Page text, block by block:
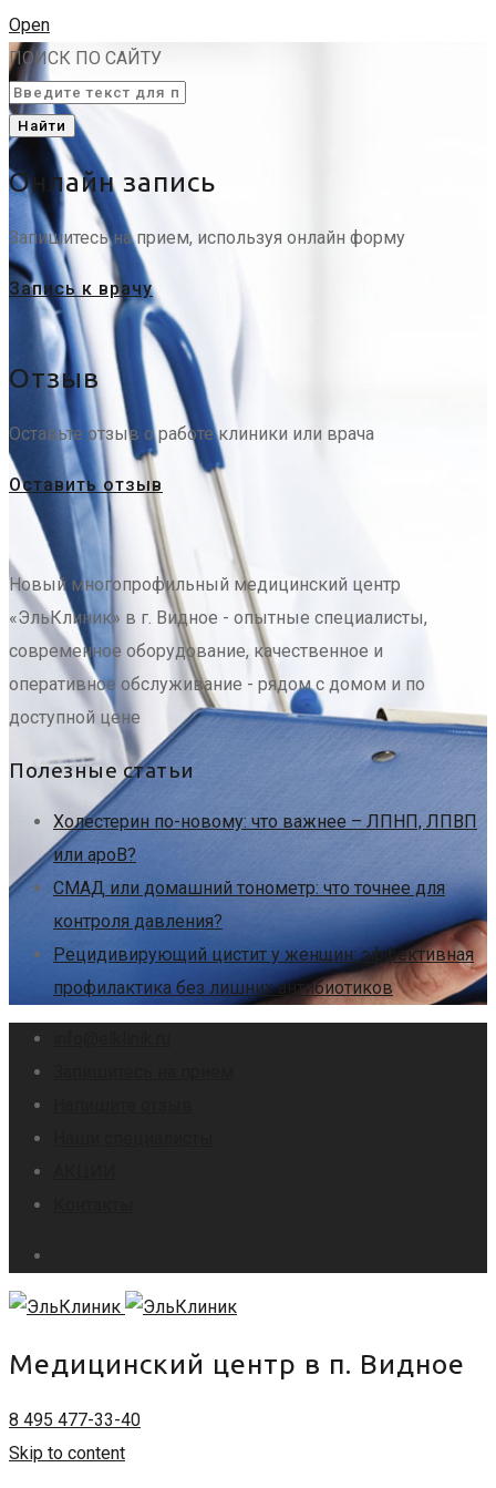
Open
ПОИСК ПО САЙТУ
Найти
Онлайн запись
Запишитесь на прием, используя онлайн форму
Запись к врачу
Отзыв
Оставьте отзыв о работе клиники или врача
Оставить отзыв
Новый многопрофильный медицинский центр
«ЭльКлиник» в г. Видное - опытные специалисты,
современное оборудование, качественное и
оперативное обслуживание - рядом с домом и по
доступной цене
Полезные статьи
Холестерин по-новому: что важнее – ЛПНП, ЛПВП
или apoB?
СМАД или домашний тонометр: что точнее для
контроля давления?
Рецидивирующий цистит у женщин: эффективная
профилактика без лишних антибиотиков
Медицинский центр в п. Видное
8 495 477-33-40
Skip to content